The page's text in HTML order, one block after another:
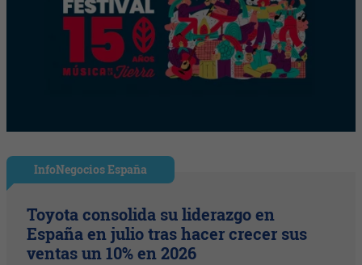
InfoNegocios España
Toyota consolida su liderazgo en
España en julio tras hacer crecer sus
ventas un 10% en 2026